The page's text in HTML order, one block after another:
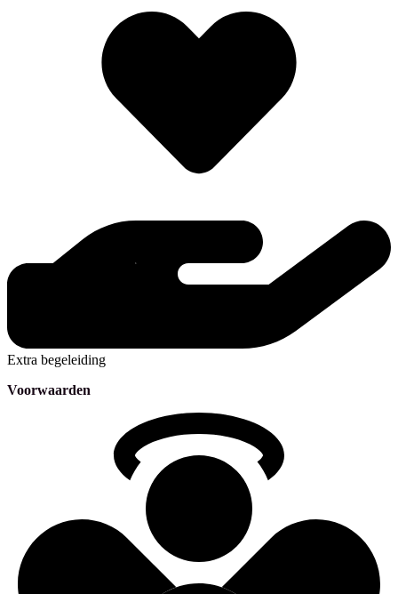
Extra begeleiding
Voorwaarden